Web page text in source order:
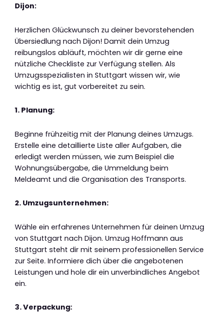
Dijon:
Herzlichen Glückwunsch zu deiner bevorstehenden
Übersiedlung nach Dijon! Damit dein Umzug
reibungslos abläuft, möchten wir dir gerne eine
nützliche Checkliste zur Verfügung stellen. Als
Umzugsspezialisten in Stuttgart wissen wir, wie
wichtig es ist, gut vorbereitet zu sein.
1. Planung:
Beginne frühzeitig mit der Planung deines Umzugs.
Erstelle eine detaillierte Liste aller Aufgaben, die
erledigt werden müssen, wie zum Beispiel die
Wohnungsübergabe, die Ummeldung beim
Meldeamt und die Organisation des Transports.
2. Umzugsunternehmen:
Wähle ein erfahrenes Unternehmen für deinen Umzug
von Stuttgart nach Dijon. Umzug Hoffmann aus
Stuttgart steht dir mit seinem professionellen Service
zur Seite. Informiere dich über die angebotenen
Leistungen und hole dir ein unverbindliches Angebot
ein.
3. Verpackung: